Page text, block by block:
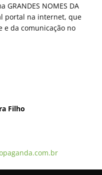
NOMES DA
portal na internet, que
e da comunicação no
Filho